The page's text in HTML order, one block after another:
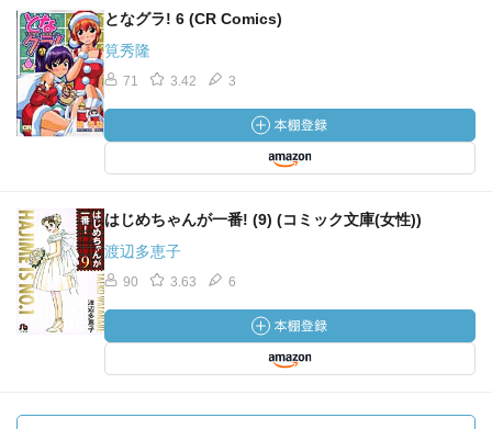
となグラ! 6 (CR Comics)
筧秀隆
71 3.42 3
はじめちゃんが一番! (9) (コミック文庫(女性))
渡辺多恵子
90 3.63 6